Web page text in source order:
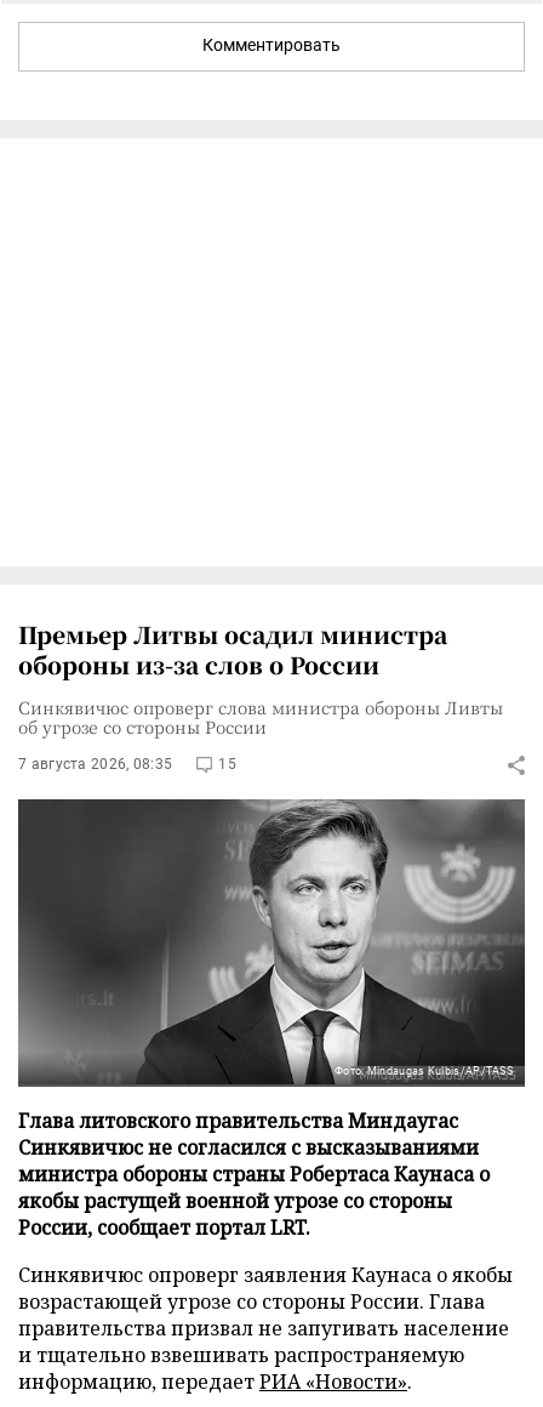
Комментировать
Премьер Литвы осадил министра
обороны из-за слов о России
Синкявичюс опроверг слова министра обороны Ливты
об угрозе со стороны России
7 августа 2026, 08:35 15
Фото: Mindaugas Kulbis/AP/TASS
Глава литовского правительства Миндаугас
Синкявичюс не согласился с высказываниями
министра обороны страны Робертаса Каунаса о
якобы растущей военной угрозе со стороны
России, сообщает портал LRT.
Синкявичюс опроверг заявления Каунаса о якобы
возрастающей угрозе со стороны России. Глава
правительства призвал не запугивать население
и тщательно взвешивать распространяемую
информацию, передаетРИА «Новости».